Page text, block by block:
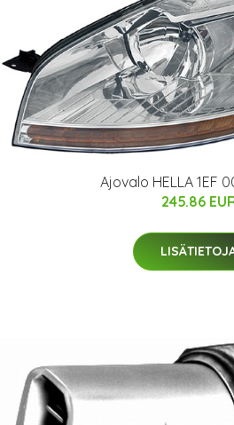
Ajovalo HELLA 1EF
245.86